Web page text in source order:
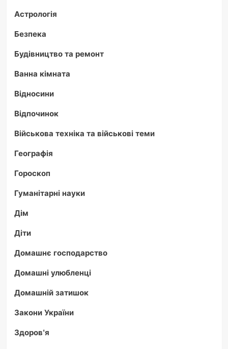
Астрологія
Безпека
Будівництво та ремонт
Ванна кімната
Відносини
Відпочинок
Військова техніка та військові теми
Географія
Гороскоп
Гуманітарні науки
Дім
Діти
Домашнє господарство
Домашні улюбленці
Домашній затишок
Закони України
Здоров'я